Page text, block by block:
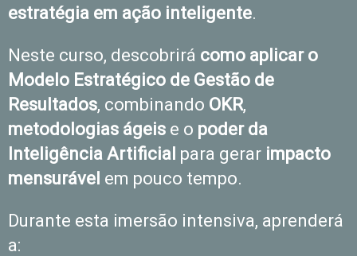
estratégia em ação inteligente.
Neste curso, descobrirá como aplicar o
Modelo Estratégico de Gestão de
Resultados, combinando OKR,
metodologias ágeis e o poder da
Inteligência Artificial para gerar impacto
mensurável em pouco tempo.
Durante esta imersão intensiva, aprenderá
a: